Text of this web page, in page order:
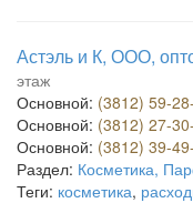
Астэль и К, ООО,
этаж
Основной: (3812) 59-
Основной: (3812) 27-
Основной: (3812) 39-
Раздел: Косметика,
Теги: косметика,